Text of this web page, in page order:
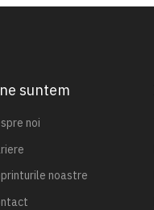
suntem
noi
noastre